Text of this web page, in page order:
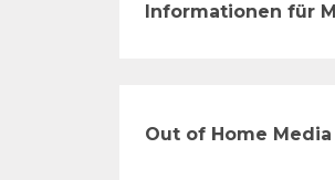
Informationen für
Out of Home